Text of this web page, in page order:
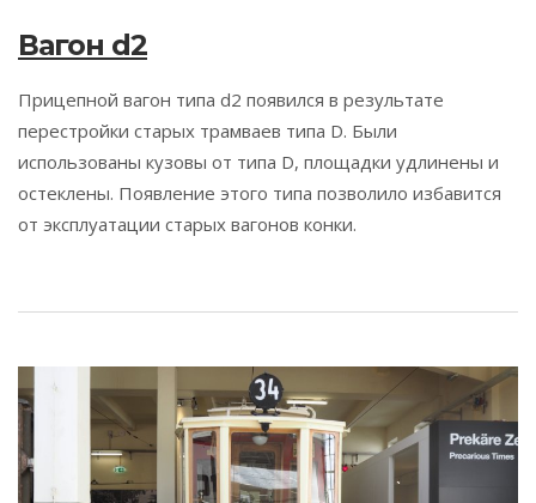
Вагон d2
Прицепной вагон типа d2 появился в результате
перестройки старых трамваев типа D. Были
использованы кузовы от типа D, площадки удлинены и
остеклены. Появление этого типа позволило избавится
от эксплуатации старых вагонов конки.